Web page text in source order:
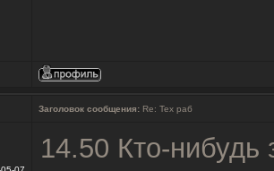
Заголовок сообщения: Re: Тех раб
14.50 Кто-нибудь